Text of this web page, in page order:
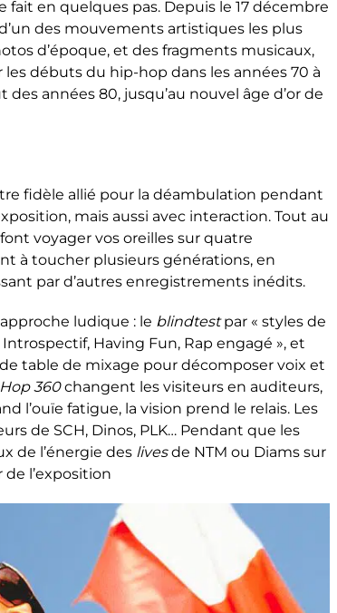
en quelques pas. Depuis le 17 décembre
des mouvements artistiques les plus
d’époque, et des fragments musicaux,
débuts du hip-hop dans les années 70 à
années 80, jusqu’au nouvel âge d’or de
fidèle allié pour la déambulation pendant
mais aussi avec interaction. Tout au
voyager vos oreilles sur quatre
à toucher plusieurs générations, en
par d’autres enregistrements inédits.
ludique : le blindtestpar « styles de
Introspectif, Having Fun, Rap engagé », et
table de mixage pour décomposer voix et
360changent les visiteurs en auditeurs,
l’ouïe fatigue, la vision prend le relais. Les
de SCH, Dinos, PLK… Pendant que les
de l’énergie des livesde NTM ou Diams sur
l’exposition